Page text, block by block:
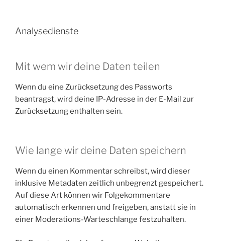
Analysedienste
Mit wem wir deine Daten teilen
Wenn du eine Zurücksetzung des Passworts
beantragst, wird deine IP-Adresse in der E-Mail zur
Zurücksetzung enthalten sein.
Wie lange wir deine Daten speichern
Wenn du einen Kommentar schreibst, wird dieser
inklusive Metadaten zeitlich unbegrenzt gespeichert.
Auf diese Art können wir Folgekommentare
automatisch erkennen und freigeben, anstatt sie in
einer Moderations-Warteschlange festzuhalten.